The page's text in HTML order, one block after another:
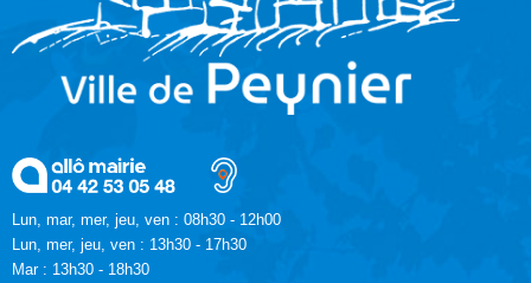
Lun, mar, mer, jeu, ven : 08h30 - 12h00
Lun, mer, jeu, ven : 13h30 - 17h30
Mar : 13h30 - 18h30